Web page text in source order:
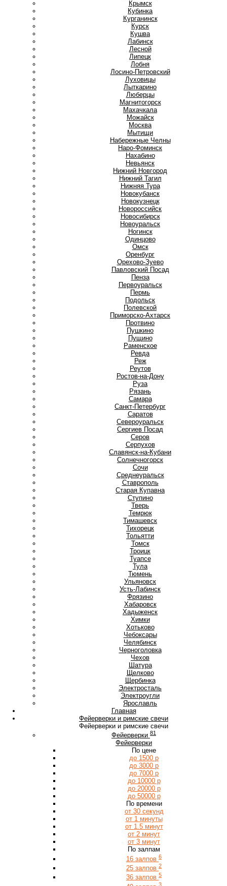
Крымск
Кубинка
Курганинск
Курск
Кушва
Лабинск
Лесной
Липецк
Лобня
Лосино-Петровский
Луховицы
Лыткарино
Люберцы
Магнитогорск
Махачкала
Можайск
Москва
Мытищи
Набережные Челны
Наро-Фоминск
Нахабино
Невьянск
Нижний Новгород
Нижний Тагил
Нижняя Тура
Новокубанск
Новокузнецк
Новороссийск
Новосибирск
Новоуральск
Ногинск
Одинцово
Омск
Оренбург
Орехово-Зуево
Павловский Посад
Пенза
Первоуральск
Пермь
Подольск
Полевской
Приморско-Ахтарск
Протвино
Пушкино
Пущино
Раменское
Ревда
Реж
Реутов
Ростов-на-Дону
Руза
Рязань
Самара
Санкт-Петербург
Саратов
Североуральск
Сергиев Посад
Серов
Серпухов
Славянск-на-Кубани
Солнечногорск
Сочи
Среднеуральск
Ставрополь
Старая Купавна
Ступино
Тверь
Темрюк
Тимашевск
Тихорецк
Тольятти
Томск
Троицк
Туапсе
Тула
Тюмень
Ульяновск
Усть-Лабинск
Фрязино
Хабаровск
Хадыженск
Химки
Хотьково
Чебоксары
Челябинск
Черноголовка
Чехов
Шатура
Щелково
Щербинка
Электросталь
Электроугли
Ярославль
Главная
Фейерверки и римские свечи
Фейерверки и римские свечи
Фейерверки 81
Фейерверки
По цене
до 1500 р
до 3000 р
до 7000 р
до 10000 р
до 20000 р
до 50000 р
По времени
от 30 секунд
от 1 минуты
от 1.5 минут
от 2 минут
от 3 минут
По залпам
16 залпов 6
25 залпов 2
36 залпов 5
3